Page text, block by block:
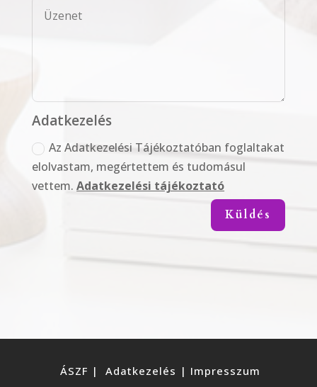
Adatkezelés
Az Adatkezelési Tájékoztatóban foglaltakat
elolvastam, megértettem és tudomásul
vettem.Adatkezelési tájékoztató
Küldés
ÁSZF | Adatkezelés | Impresszum